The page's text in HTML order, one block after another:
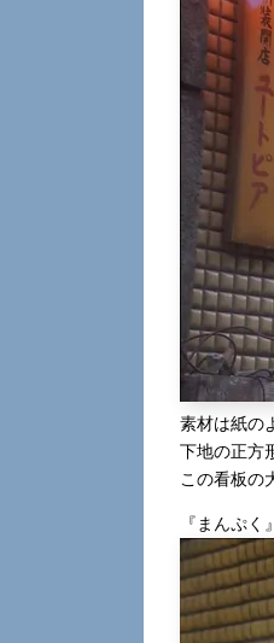
素材は紙の
下地の正方
この看板の
『まんぷく